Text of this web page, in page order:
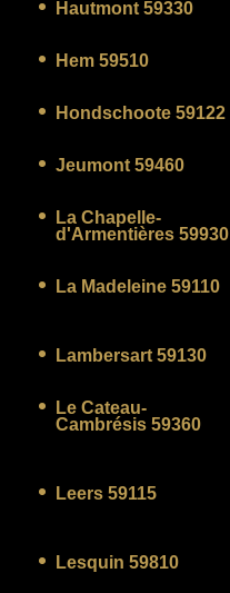
Hautmont 59330
Hem 59510
Hondschoote 59122
Jeumont 59460
La Chapelle-
d'Armentières 59930
La Madeleine 59110
Lambersart 59130
Le Cateau-
Cambrésis 59360
Leers 59115
Lesquin 59810